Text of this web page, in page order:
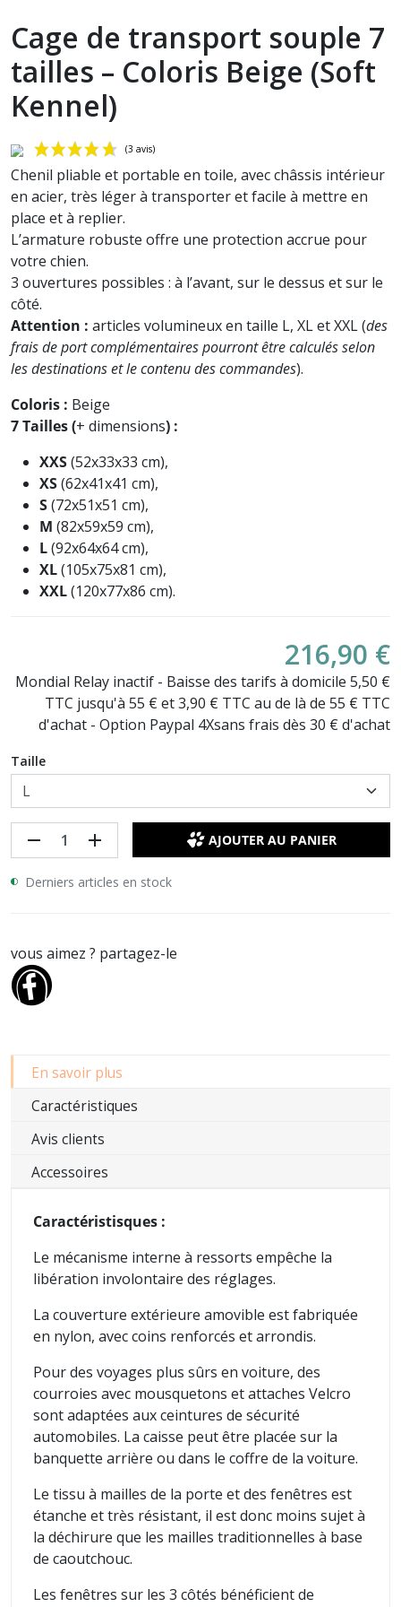
Cage de transport souple 7
tailles – Coloris Beige (Soft
Kennel)
(3 avis)
Chenil pliable et portable en toile, avec châssis intérieur
en acier, très léger à transporter et facile à mettre en
place et à replier.
L’armature robuste offre une protection accrue pour
votre chien.
3 ouvertures possibles : à l’avant, sur le dessus et sur le
côté.
Attention : articles volumineux en taille L, XL et XXL (des
frais de port complémentaires pourront être calculés selon
les destinations et le contenu des commandes).
Coloris : Beige
7 Tailles (+ dimensions) :
XXS(52x33x33 cm),
XS(62x41x41 cm),
S(72x51x51 cm),
M (82x59x59 cm),
L(92x64x64 cm),
XL(105x75x81 cm),
XXL(120x77x86 cm).
216,90 €
Mondial Relay inactif - Baisse des tarifs à domicile 5,50 €
TTC jusqu'à 55 € et 3,90 € TTC au de là de 55 € TTC
d'achat - Option Paypal 4Xsans frais dès 30 € d'achat
Taille
remove add AJOUTER AU PANIER
Derniers articles en stock
vous aimez ? partagez-le
En savoir plus
Caractéristiques
Avis clients
Accessoires
Caractéristisques :
Le mécanisme interne à ressorts empêche la
libération involontaire des réglages.
La couverture extérieure amovible est fabriquée
en nylon, avec coins renforcés et arrondis.
Pour des voyages plus sûrs en voiture, des
courroies avec mousquetons et attaches Velcro
sont adaptées aux ceintures de sécurité
automobiles. La caisse peut être placée sur la
banquette arrière ou dans le coffre de la voiture.
Le tissu à mailles de la porte et des fenêtres est
étanche et très résistant, il est donc moins sujet à
la déchirure que les mailles traditionnelles à base
de caoutchouc.
Les fenêtres sur les 3 côtés bénéficient de